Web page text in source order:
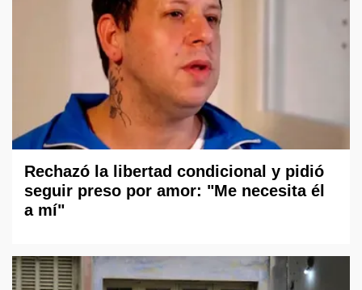
Rechazó la libertad condicional y pidió
seguir preso por amor: "Me necesita él
a mí"